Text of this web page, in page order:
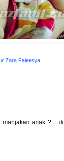
Zara Faleesya
anak ? ..